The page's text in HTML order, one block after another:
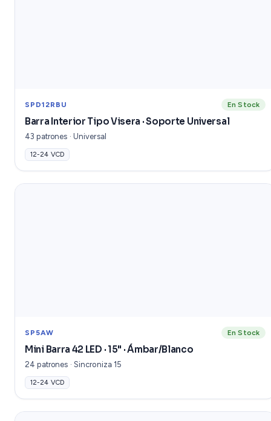
SPD12RBU En Stock
Barra Interior Tipo Visera · Soporte Universal
43 patrones · Universal
12-24 VCD
SP5AW En Stock
Mini Barra 42 LED · 15" · Ámbar/Blanco
24 patrones · Sincroniza 15
12-24 VCD